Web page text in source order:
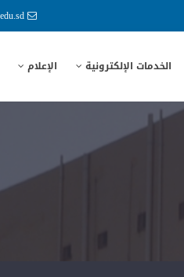
الخدمات الإلكترونية الإعلام